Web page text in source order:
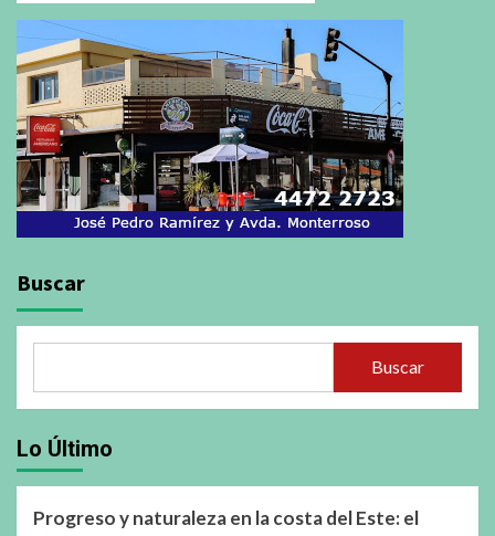
Buscar
Buscar
Lo Último
Progreso y naturaleza en la costa del Este: el